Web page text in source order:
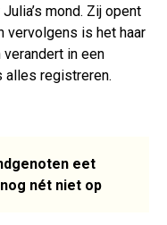
mond. Zij opent
vervolgens is het haar
in een
alles registreren.
eet
nét niet op